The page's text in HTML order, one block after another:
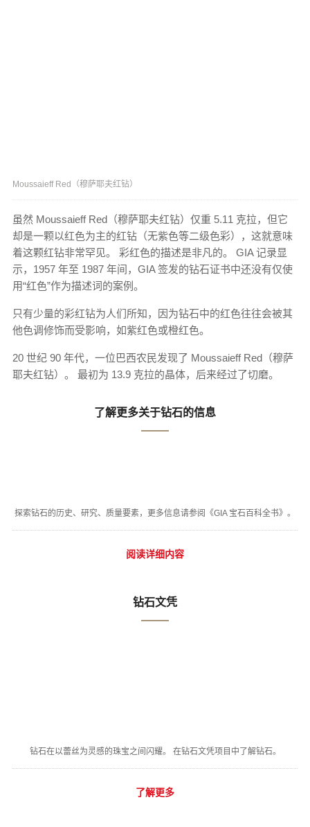
Moussaieff Red（穆萨耶夫红钻）
虽然 Moussaieff Red（穆萨耶夫红钻）仅重 5.11 克拉，但它
却是一颗以红色为主的红钻（无紫色等二级色彩），这就意味
着这颗红钻非常罕见。 彩红色的描述是非凡的。 GIA 记录显
示，1957 年至 1987 年间，GIA 签发的钻石证书中还没有仅使
用“红色”作为描述词的案例。
只有少量的彩红钻为人们所知，因为钻石中的红色往往会被其
他色调修饰而受影响，如紫红色或橙红色。
20 世纪 90 年代，一位巴西农民发现了 Moussaieff Red（穆萨
耶夫红钻）。 最初为 13.9 克拉的晶体，后来经过了切磨。
了解更多关于钻石的信息
探索钻石的历史、研究、质量要素，更多信息请参阅《GIA 宝石百科全书》。
阅读详细内容
钻石文凭
钻石在以蕾丝为灵感的珠宝之间闪耀。 在钻石文凭项目中了解钻石。
了解更多